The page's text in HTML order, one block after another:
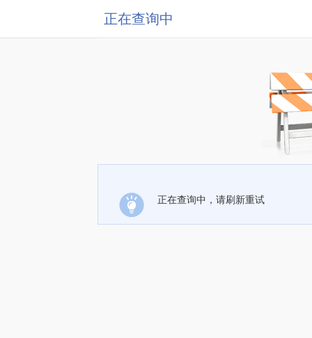
正在查询中
正在查询中，请刷新重试